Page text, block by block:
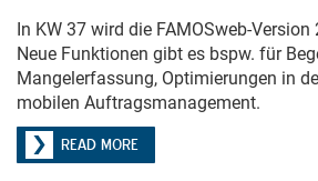
In KW 37 wird die FAMOSweb-Version
Neue Funktionen gibt es bspw. für
Mangelerfassung, Optimierungen in
mobilen Auftragsmanagement.
READ MORE